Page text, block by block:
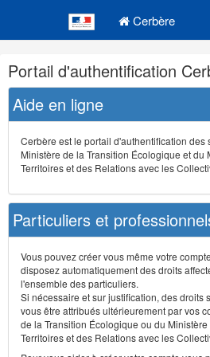
Cerbère
Navigation
et
outils
annexes
Portail d'authentification
Aide en ligne
Cerbère est le portail d'authentification des
Ministère de la Transition Écologique et
Territoires et des Relations avec les
Particuliers et
Vous pouvez créer vous même votre
disposez automatiquement des droits
l'ensemble des particuliers.
Si nécessaire et sur justification, des droits
vous être attribués ultérieurement par vos
de la Transition Écologique ou du
Territoires et des Relations avec les